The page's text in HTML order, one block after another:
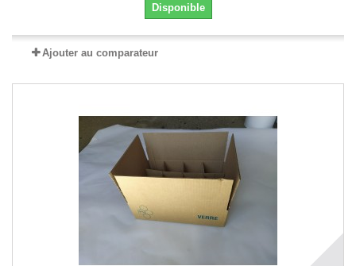
Disponible
Ajouter au comparateur